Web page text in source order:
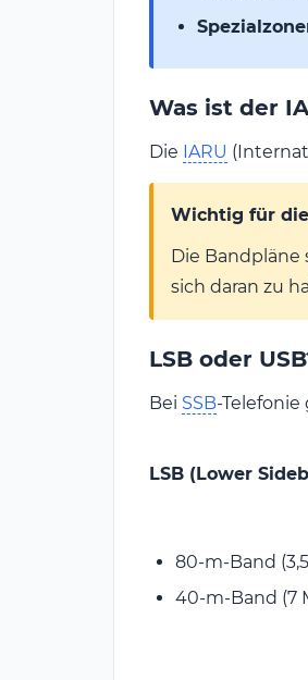
Was ist der
Die IARU
Wichtig für die
Die Bandpläne
sich daran zu
LSB oder
Bei SSB-
LSB (Lower
80-m-Band
40-m-Band (7